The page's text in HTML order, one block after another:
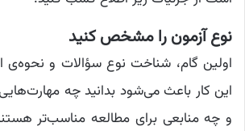
نوع آزمون را مشخص کنید
اولین گام، شناخت نوع سؤالات و نحوه‌ی
این کار باعث می‌شود بدانید چه مهارت‌هایی
و چه منابعی برای مطالعه مناسب‌تر